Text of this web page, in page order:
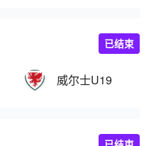
威尔士U19
已结束